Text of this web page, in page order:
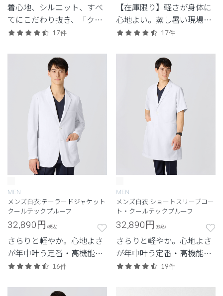
着心地、シルエット、すべ
てにこだわり抜き、「クラ
シコ」の名を許されたケー
グネチャーシリーズの2023
年メンズモデル。
17件
【在庫限り】軽さが身体に
心地よい。蒸し暑い現場で
重宝する軽量モデル。
17件
MEN
メンズ白衣:テーラードジャケット
クールテックプルーフ
32,890円 (税込)
さらりと軽やか。心地よさ
が年中叶う定番・高機能シ
リーズ。
16件
MEN
メンズ白衣:ショートスリーブコー
ト・クールテックプルーフ
32,890円 (税込)
さらりと軽やか。心地よさ
が年中叶う定番・高機能シ
リーズ。
19件